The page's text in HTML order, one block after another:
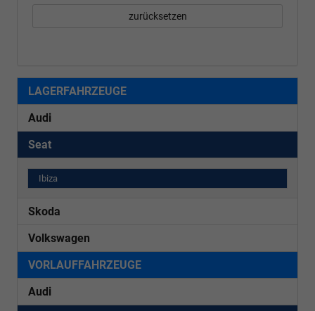
zurücksetzen
LAGERFAHRZEUGE
Audi
Seat
Ibiza
Skoda
Volkswagen
VORLAUFFAHRZEUGE
Audi